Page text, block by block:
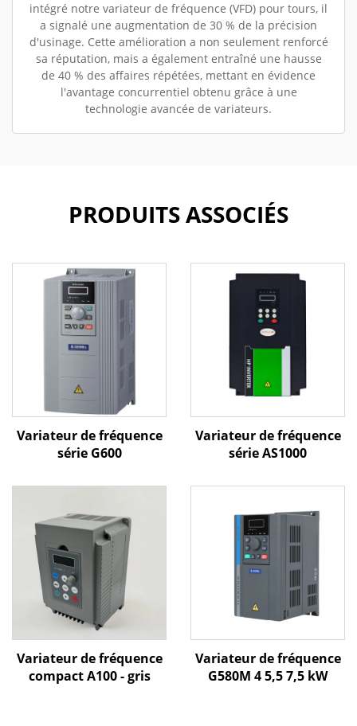
intégré notre variateur de fréquence (VFD) pour tours, il
a signalé une augmentation de 30 % de la précision
d'usinage. Cette amélioration a non seulement renforcé
sa réputation, mais a également entraîné une hausse
de 40 % des affaires répétées, mettant en évidence
l'avantage concurrentiel obtenu grâce à une
technologie avancée de variateurs.
PRODUITS ASSOCIÉS
Variateur de fréquence
série G600
Variateur de fréquence
série AS1000
Variateur de fréquence
compact A100 - gris
Variateur de fréquence
G580M 4 5,5 7,5 kW